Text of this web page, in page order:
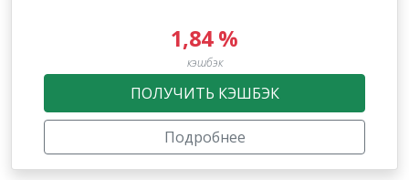
1,84 %
кэшбэк
ПОЛУЧИТЬ КЭШБЭК
Подробнее